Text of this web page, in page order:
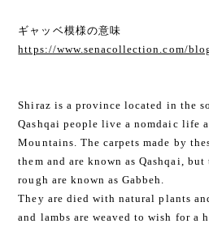
ギャッベ模様の意味
https://www.senacollection.com/
Shiraz is a province located in the
Qashqai people live a nomdaic life
Mountains. The carpets made by
them and are known as Qashqai,
rough are known as Gabbeh.
They are died with natural plants
and lambs are weaved to wish for a